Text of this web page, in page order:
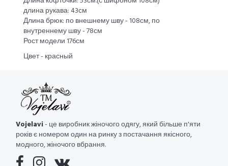
длина рукава: 43см
Длина брюк: по внешнему шву - 108см, по
внутреннему шву - 78см
Рост модели 176см
Цвет - красный
Vojelavi- це виробник жіночого одягу, який більше п'яти
років є номером один на ринку з постачання якісного,
модного, жіночого вбрання.